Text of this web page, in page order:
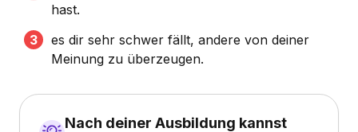
hast.
es dir sehr schwer fällt, andere von deiner
Meinung zu überzeugen.
Nach deiner Ausbildung kannst